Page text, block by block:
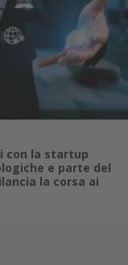
con la startup
e parte del
la corsa ai